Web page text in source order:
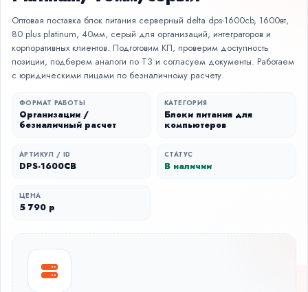
Оптовая поставка блок питания серверный delta dps-1600cb, 1600вт,
80 plus platinum, 40мм, серый для организаций, интеграторов и
корпоративных клиентов. Подготовим КП, проверим доступность
позиции, подберем аналоги по ТЗ и согласуем документы. Работаем
с юридическими лицами по безналичному расчету.
ФОРМАТ РАБОТЫ
Организации /
безналичный расчет
КАТЕГОРИЯ
Блоки питания для
компьютеров
АРТИКУЛ / ID
DPS-1600CB
СТАТУС
В наличии
ЦЕНА
5 790 р